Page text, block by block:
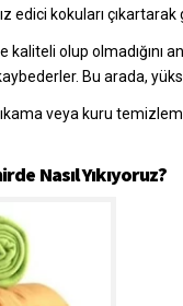
edici kokuları
olup olmadığını
Bu arada,
veya kuru
Nasıl Yıkıyoruz?